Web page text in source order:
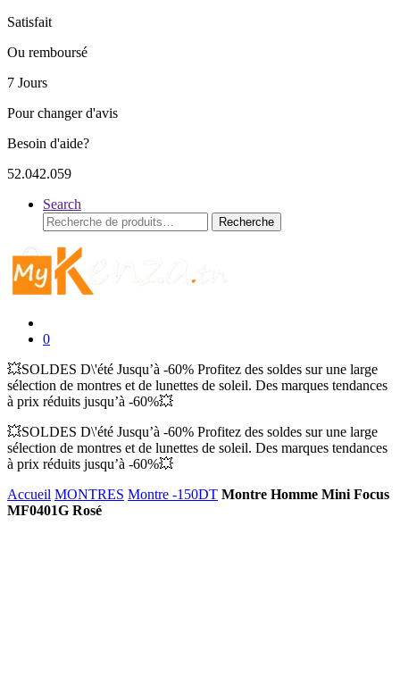
Satisfait
Ou remboursé
7 Jours
Pour changer d'avis
Besoin d'aide?
52.042.059
Search
Recherche
pour :
Recherche
0
💥SOLDES D\'été Jusqu’à -60% Profitez des soldes sur une large
sélection de montres et de lunettes de soleil. Des marques tendances
à prix réduits jusqu’à -60%💥
💥SOLDES D\'été Jusqu’à -60% Profitez des soldes sur une large
sélection de montres et de lunettes de soleil. Des marques tendances
à prix réduits jusqu’à -60%💥
Accueil MONTRES Montre -150DT Montre Homme Mini Focus
MF0401G Rosé